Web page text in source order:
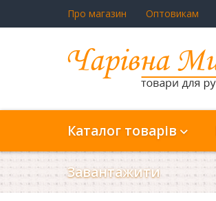
Про магазин Оптовикам
Каталог товарів
Завантажити